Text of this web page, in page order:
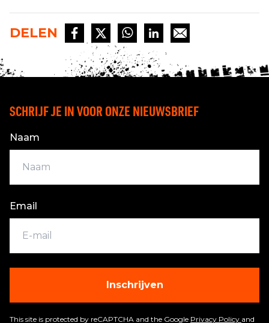
DELEN
SCHRIJF JE IN VOOR ONZE NIEUWSBRIEF
Naam
Email
Inschrijven
This site is protected by reCAPTCHA and the Google Privacy Policy and